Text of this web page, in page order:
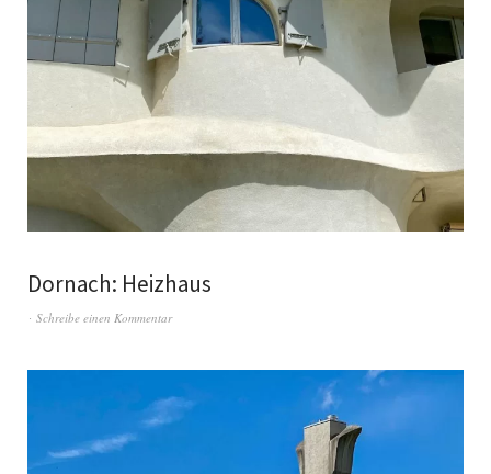
Dornach: Heizhaus
Schreibe einen Kommentar